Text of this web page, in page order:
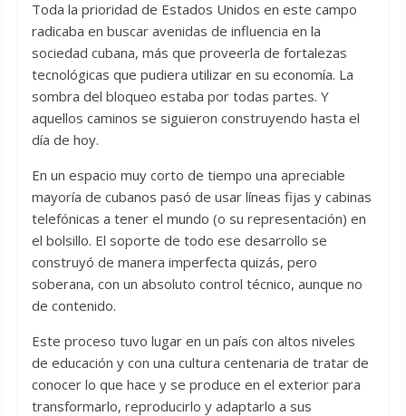
Toda la prioridad de Estados Unidos en este campo
radicaba en buscar avenidas de influencia en la
sociedad cubana, más que proveerla de fortalezas
tecnológicas que pudiera utilizar en su economía. La
sombra del bloqueo estaba por todas partes. Y
aquellos caminos se siguieron construyendo hasta el
día de hoy.
En un espacio muy corto de tiempo una apreciable
mayoría de cubanos pasó de usar líneas fijas y cabinas
telefónicas a tener el mundo (o su representación) en
el bolsillo. El soporte de todo ese desarrollo se
construyó de manera imperfecta quizás, pero
soberana, con un absoluto control técnico, aunque no
de contenido.
Este proceso tuvo lugar en un país con altos niveles
de educación y con una cultura centenaria de tratar de
conocer lo que hace y se produce en el exterior para
transformarlo, reproducirlo y adaptarlo a sus